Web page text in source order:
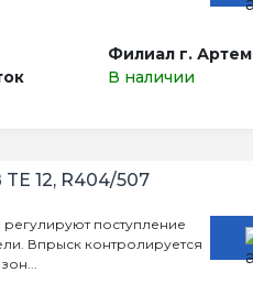
Филиал г. Артем
В наличии
12, R404/507
поступление
Впрыск контролируется